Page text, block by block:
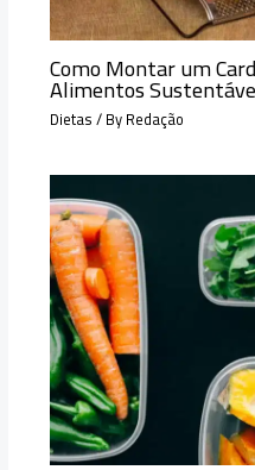
Como Montar um
Alimentos
Dietas/ ByRedação